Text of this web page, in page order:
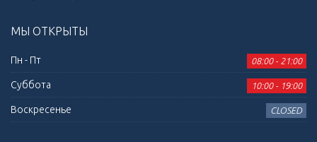
МЫ ОТКРЫТЫ
Пн - Пт 08:00 - 21:00
Суббота 10:00 - 19:00
Воскресенье CLOSED